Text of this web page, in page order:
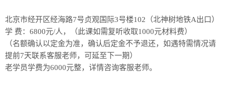
北京市经开区经海路7号贞观国际3号楼102（北神树地铁A出口）
学 费：6800元/人，（此课如需复听收取1000元材料费）
（名额确认以定金为准，确认后定金不予退还，如遇特需情况请
提前7天联系客服老师，可延至下一期）
老学员学费为6000元整，详情咨询客服老师。